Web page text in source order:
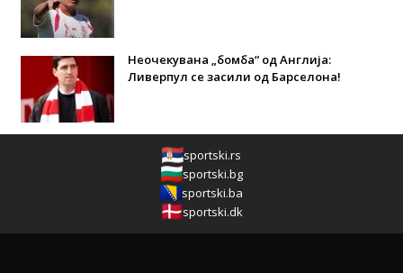
Неочекувана „бомба“ од Англија:
Ливерпул се засили од Барселона!
sportski.rs
sportski.bg
sportski.ba
sportski.dk